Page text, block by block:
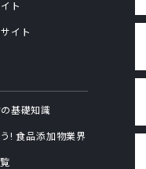
ト
イト
基礎知識
! 食品添加物業界